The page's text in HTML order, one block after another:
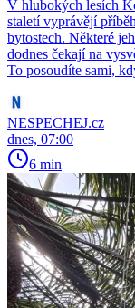
V hlubokých lesích
staletí vyprávějí
bytostech. Některé
dodnes čekají na
To posoudíte sami,
NESPECHEJ.cz
dnes, 07:00
6 min